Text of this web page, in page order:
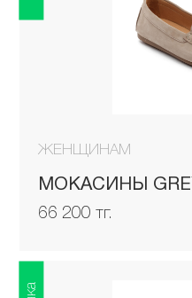
ЖЕНЩИНАМ
МОКАСИНЫ
66 200 тг.